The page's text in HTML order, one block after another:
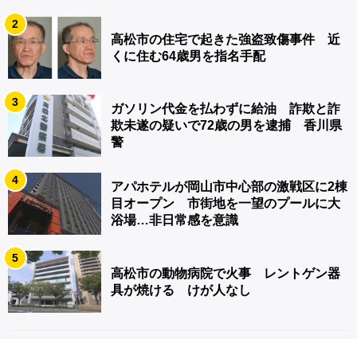
2
高松市の住宅で起きた強盗致傷事件 近
くに住む64歳男を指名手配
3
ガソリン代金を払わずに給油 詐欺と詐
欺未遂の疑いで72歳の男を逮捕 香川県
警
4
アパホテルが岡山市中心部の激戦区に2棟
目オープン 市街地を一望のプールに大
浴場…非日常感を意識
5
高松市の動物病院で火事 レントゲン器
具が焼ける けが人なし